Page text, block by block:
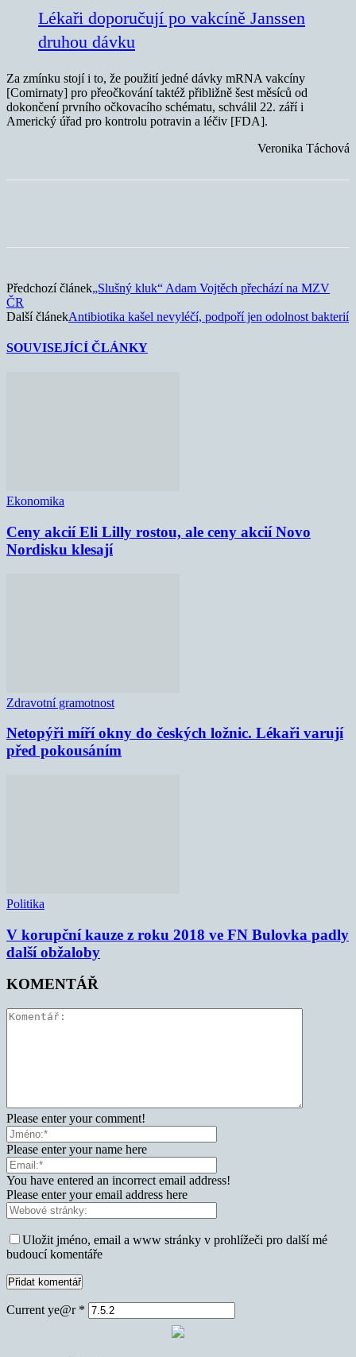
Lékaři doporučují po vakcíně Janssen
druhou dávku
Za zmínku stojí i to, že použití jedné dávky mRNA vakcíny
[Comirnaty] pro přeočkování taktéž přibližně šest měsíců od
dokončení prvního očkovacího schématu, schválil 22. září i
Americký úřad pro kontrolu potravin a léčiv [FDA].
Veronika Táchová
Předchozí článek„Slušný kluk“ Adam Vojtěch přechází na MZV
ČR
Další článekAntibiotika kašel nevyléčí, podpoří jen odolnost bakterií
SOUVISEJÍCÍ ČLÁNKY
Ekonomika
Ceny akcií Eli Lilly rostou, ale ceny akcií Novo
Nordisku klesají
Zdravotní gramotnost
Netopýři míří okny do českých ložnic. Lékaři varují
před pokousáním
Politika
V korupční kauze z roku 2018 ve FN Bulovka padly
další obžaloby
KOMENTÁŘ
Please enter your comment!
Please enter your name here
You have entered an incorrect email address!
Please enter your email address here
Uložit jméno, email a www stránky v prohlížeči pro další mé
budoucí komentáře
Current ye@r *